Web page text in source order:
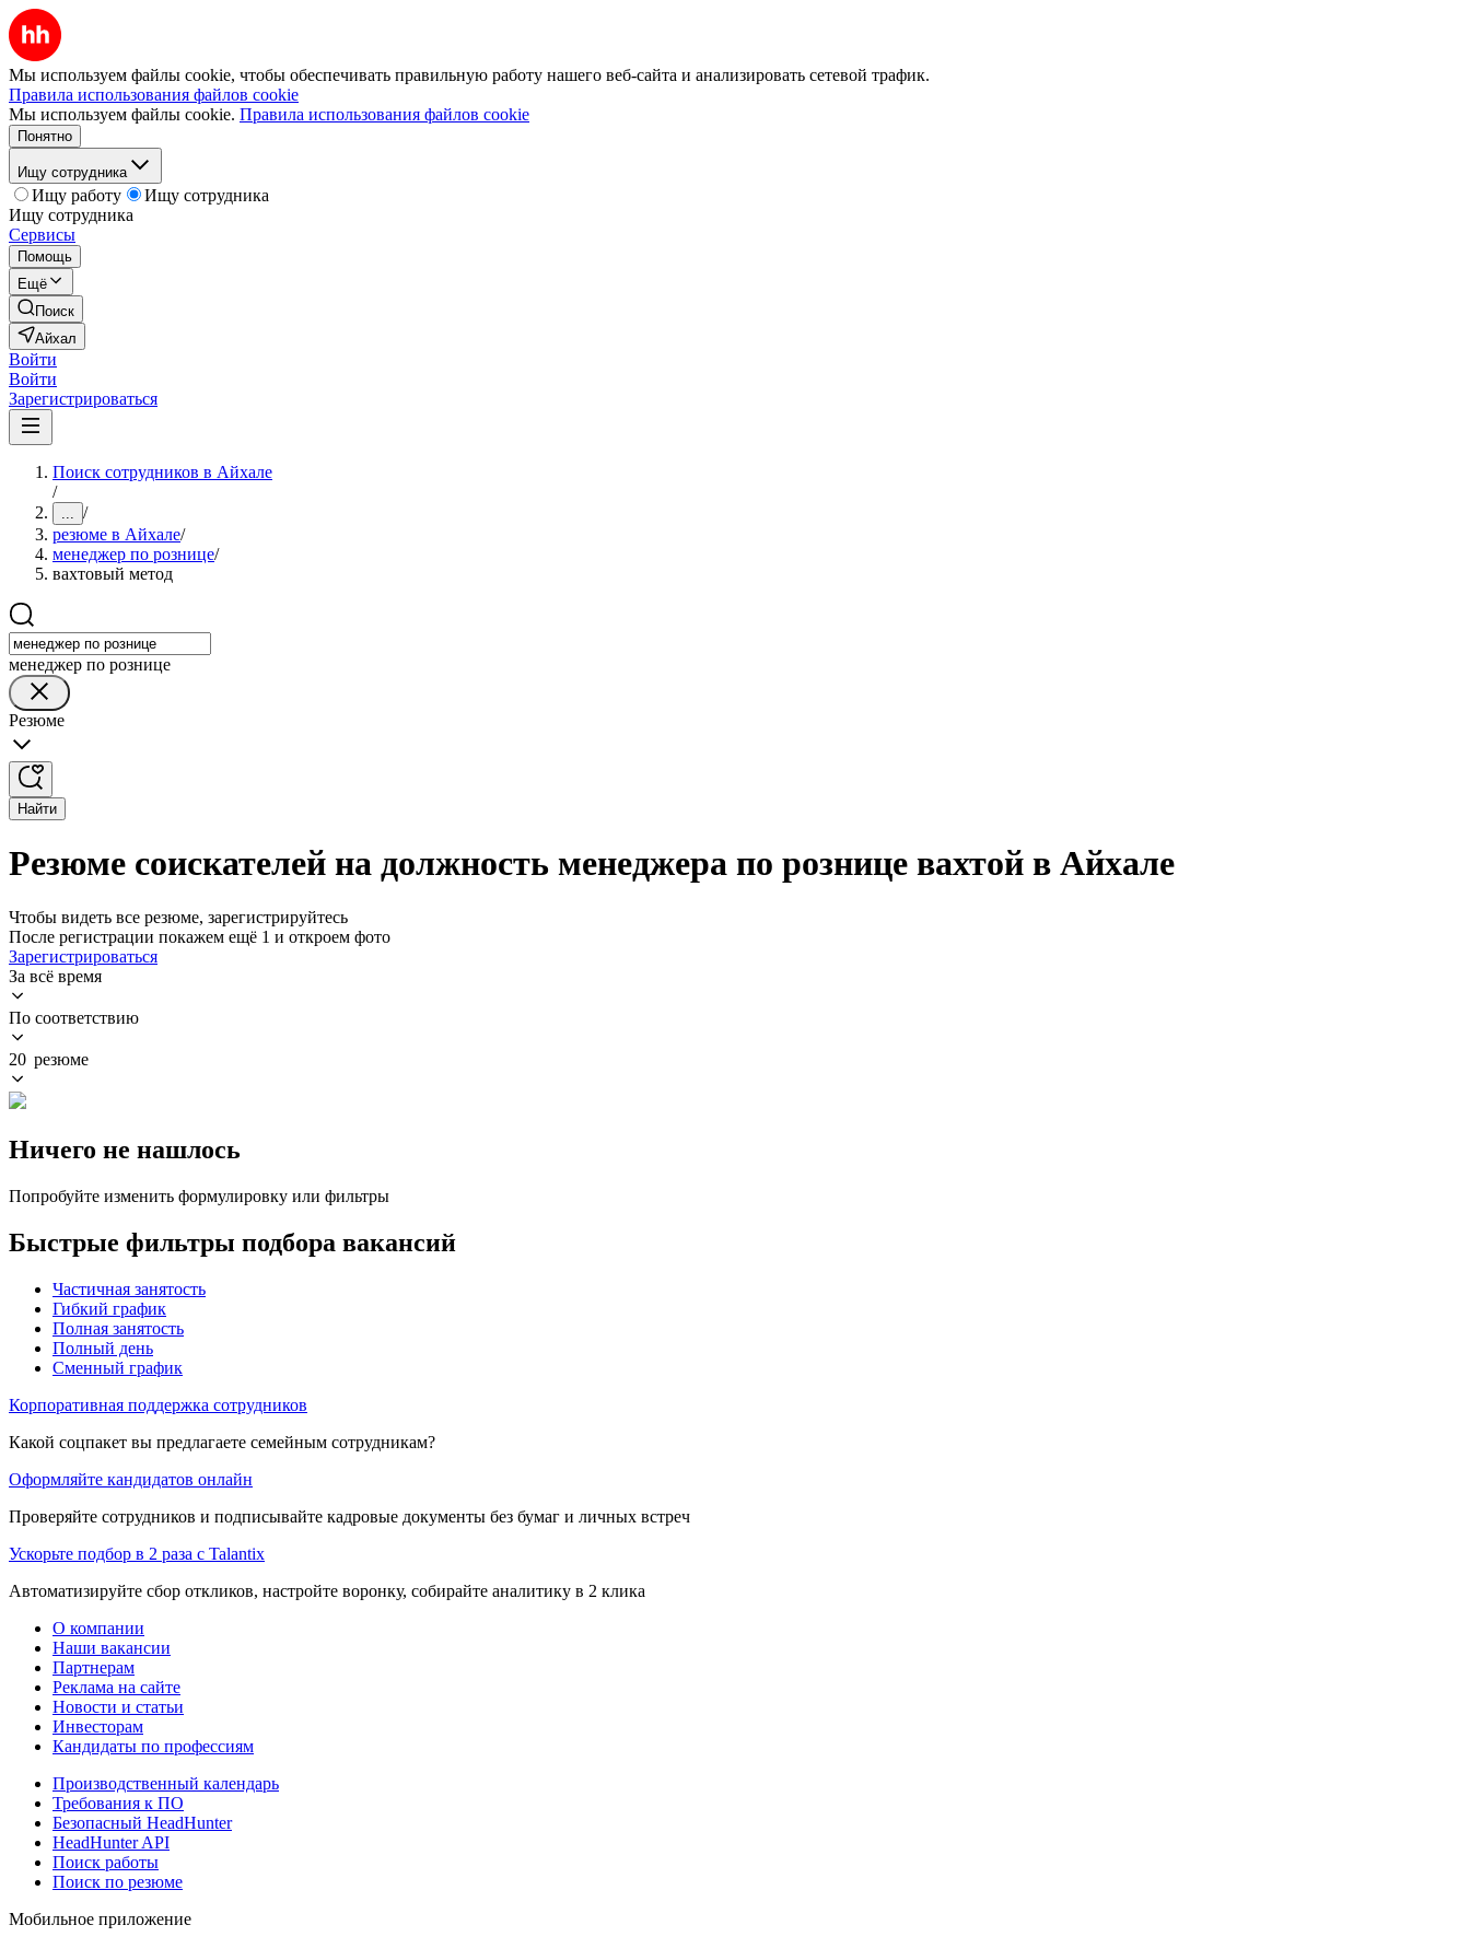
Мы используем файлы cookie, чтобы обеспечивать правильную работу нашего веб-сайта и анализировать сетевой трафик.
Правила использования файлов cookie
Мы используем файлы cookie. Правила использования файлов cookie
Понятно
Ищу сотрудника
Ищу работу
Ищу сотрудника
Ищу сотрудника
Сервисы
Помощь
Ещё
Поиск
Айхал
Войти
Войти
Зарегистрироваться
Поиск сотрудников в Айхале
/
... /
резюме в Айхале/
менеджер по рознице/
вахтовый метод
менеджер по рознице
Резюме
Найти
Резюме соискателей на должность менеджера по рознице вахтой в Айхале
Чтобы видеть все резюме, зарегистрируйтесь
После регистрации покажем ещё 1 и откроем фото
Зарегистрироваться
За всё время
По соответствию
20 резюме
Ничего не нашлось
Попробуйте изменить формулировку или фильтры
Быстрые фильтры подбора вакансий
Частичная занятость
Гибкий график
Полная занятость
Полный день
Сменный график
Корпоративная поддержка сотрудников
Какой соцпакет вы предлагаете семейным сотрудникам?
Оформляйте кандидатов онлайн
Проверяйте сотрудников и подписывайте кадровые документы без бумаг и личных встреч
Ускорьте подбор в 2 раза с Talantix
Автоматизируйте сбор откликов, настройте воронку, собирайте аналитику в 2 клика
О компании
Наши вакансии
Партнерам
Реклама на сайте
Новости и статьи
Инвесторам
Кандидаты по профессиям
Производственный календарь
Требования к ПО
Безопасный HeadHunter
HeadHunter API
Поиск работы
Поиск по резюме
Мобильное приложение